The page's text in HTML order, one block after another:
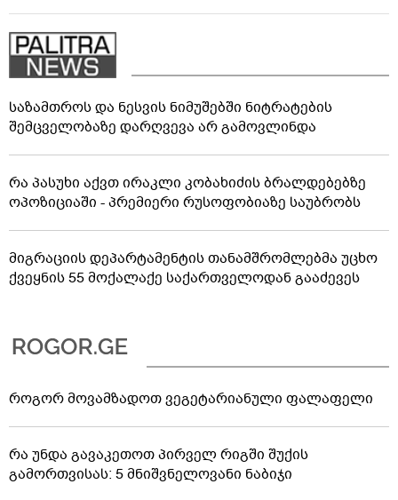
საზამთროს და ნესვის ნიმუშებში ნიტრატების
შემცველობაზე დარღვევა არ გამოვლინდა
რა პასუხი აქვთ ირაკლი კობახიძის ბრალდებებზე
ოპოზიციაში - პრემიერი რუსოფობიაზე საუბრობს
მიგრაციის დეპარტამენტის თანამშრომლებმა უცხო
ქვეყნის 55 მოქალაქე საქართველოდან გააძევეს
როგორ მოვამზადოთ ვეგეტარიანული ფალაფელი
რა უნდა გავაკეთოთ პირველ რიგში შუქის
გამორთვისას: 5 მნიშვნელოვანი ნაბიჯი